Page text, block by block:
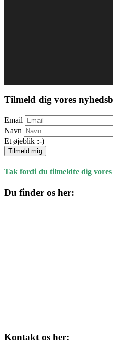
Tilmeld dig vores
Email
Navn
Et øjeblik :-)
Tilmeld mig
Tak fordi du tilmeldte dig
Du finder os her:
Kontakt os her: